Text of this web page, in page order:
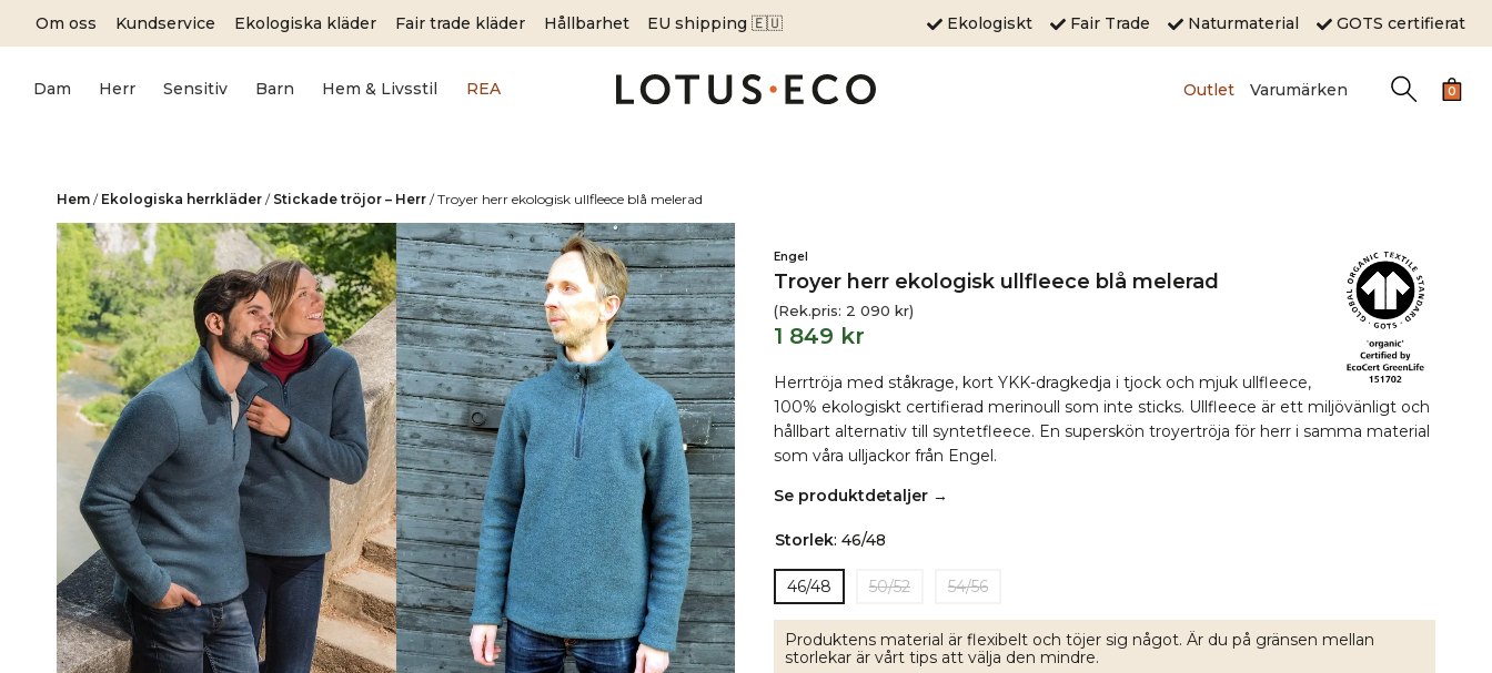
Om oss Kundservice Ekologiska kläder Fair trade kläder Hållbarhet EU shipping 🇪🇺 Ekologiskt Fair Trade Naturmaterial GOTS certifierat
Dam Herr Sensitiv Barn Hem & Livsstil REA Outlet Varumärken 0
Hem / Ekologiska herrkläder / Stickade tröjor – Herr /Troyer herr ekologisk ullfleece blå melerad
Engel
Troyer herr ekologisk ullfleece blå melerad
(Rek.pris: 2 090 kr)
1 849 kr
Herrtröja med ståkrage, kort YKK-dragkedja i tjock och mjuk ullfleece,
100% ekologiskt certifierad merinoull som inte sticks. Ullfleece är ett miljövänligt och
hållbart alternativ till syntetfleece. En superskön troyertröja för herr i samma material
som våra ulljackor från Engel.
Se produktdetaljer →
Storlek: 46/48
46/48 50/52 54/56
Produktens material är flexibelt och töjer sig något. Är du på gränsen mellan
storlekar är vårt tips att välja den mindre.